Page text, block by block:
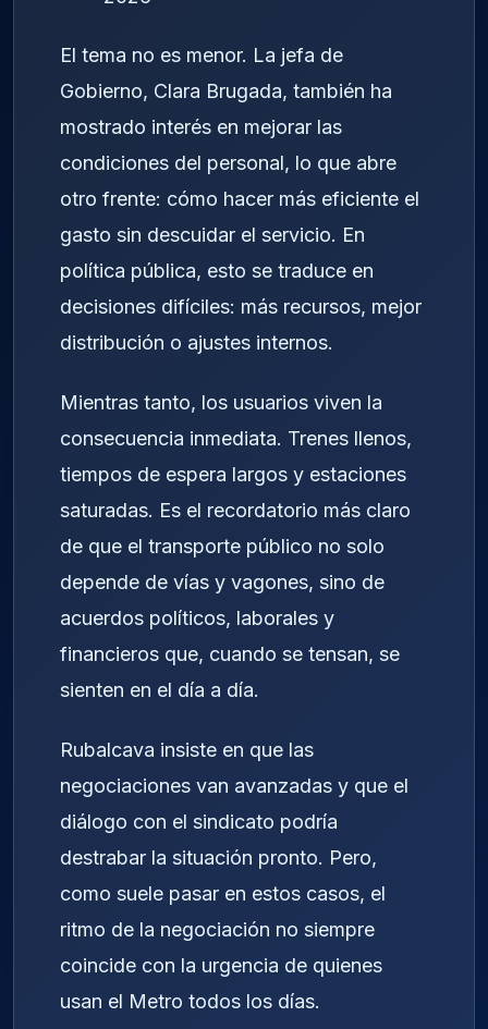
El tema no es menor. La jefa de
Gobierno, Clara Brugada, también ha
mostrado interés en mejorar las
condiciones del personal, lo que abre
otro frente: cómo hacer más eficiente el
gasto sin descuidar el servicio. En
política pública, esto se traduce en
decisiones difíciles: más recursos, mejor
distribución o ajustes internos.
Mientras tanto, los usuarios viven la
consecuencia inmediata. Trenes llenos,
tiempos de espera largos y estaciones
saturadas. Es el recordatorio más claro
de que el transporte público no solo
depende de vías y vagones, sino de
acuerdos políticos, laborales y
financieros que, cuando se tensan, se
sienten en el día a día.
Rubalcava insiste en que las
negociaciones van avanzadas y que el
diálogo con el sindicato podría
destrabar la situación pronto. Pero,
como suele pasar en estos casos, el
ritmo de la negociación no siempre
coincide con la urgencia de quienes
usan el Metro todos los días.